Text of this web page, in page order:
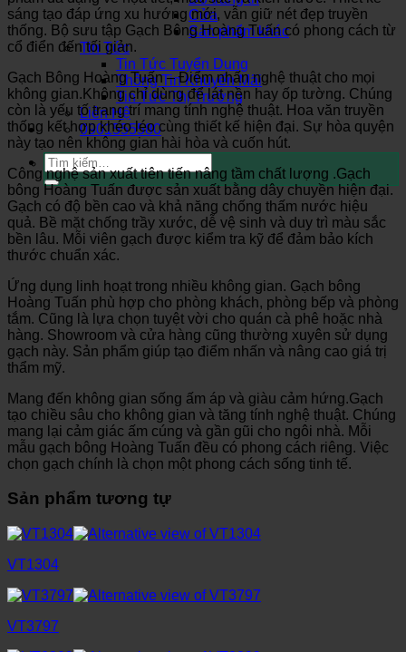
Cửa
Sản phẩm khác
Tin Tức
Tin Tức Tuyển Dụng
Thông Tin Khuyến Mãi
Tin Tức Thị Trường
Liên Hệ
0901555580
Tìm
kiếm:
sáng tạo đáp ứng xu hướng mới, vẫn giữ nét đẹp truyền
thống. Bộ sưu tập Gạch Bông Hoàng Tuấn có phong cách từ
cổ điển đến tối giản.
Gạch Bông Hoàng Tuấn – Điểm nhấn nghệ thuật cho mọi
không gian.Không chỉ dùng để lát nền hay ốp tường. Chúng
còn là yếu tố trang trí mang tính nghệ thuật. Hoa văn truyền
thống kết hợp khéo léo cùng thiết kế hiện đại. Sự hòa quyện
này tạo nên không gian hài hòa và cuốn hút.
Công nghệ sản xuất tiên tiến nâng tầm chất lượng .Gạch
bông Hoàng Tuấn được sản xuất bằng dây chuyền hiện đại.
Gạch có độ bền cao và khả năng chống thấm nước hiệu
quả. Bề mặt chống trầy xước, dễ vệ sinh và duy trì màu sắc
bền lâu. Mỗi viên gạch được kiểm tra kỹ để đảm bảo kích
thước chuẩn xác.
Ứng dụng linh hoạt trong nhiều không gian. Gạch bông
Hoàng Tuấn phù hợp cho phòng khách, phòng bếp và phòng
tắm. Cũng là lựa chọn tuyệt vời cho quán cà phê hoặc nhà
hàng. Showroom và cửa hàng cũng thường xuyên sử dụng
gạch này. Sản phẩm giúp tạo điểm nhấn và nâng cao giá trị
thẩm mỹ.
Mang đến không gian sống ấm áp và giàu cảm hứng.Gạch
tạo chiều sâu cho không gian và tăng tính nghệ thuật. Chúng
mang lại cảm giác ấm cúng và gần gũi cho ngôi nhà. Mỗi
mẫu gạch bông Hoàng Tuấn đều có phong cách riêng. Việc
chọn gạch chính là chọn một phong cách sống tinh tế.
Sản phẩm tương tự
VT1304
VT3797